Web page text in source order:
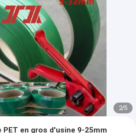
2/5
PET en gros d'usine 9-25mm